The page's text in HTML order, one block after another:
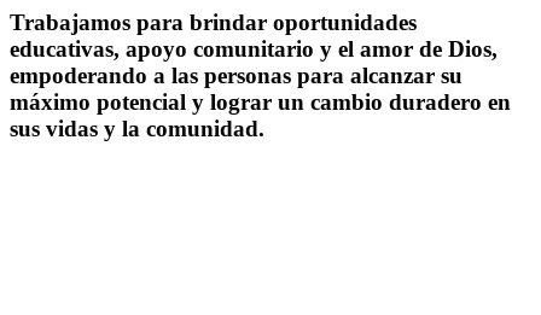
Trabajamos para brindar oportunidades
educativas, apoyo comunitario y el amor de Dios,
empoderando a las personas para alcanzar su
máximo potencial y lograr un cambio duradero en
sus vidas y la comunidad.